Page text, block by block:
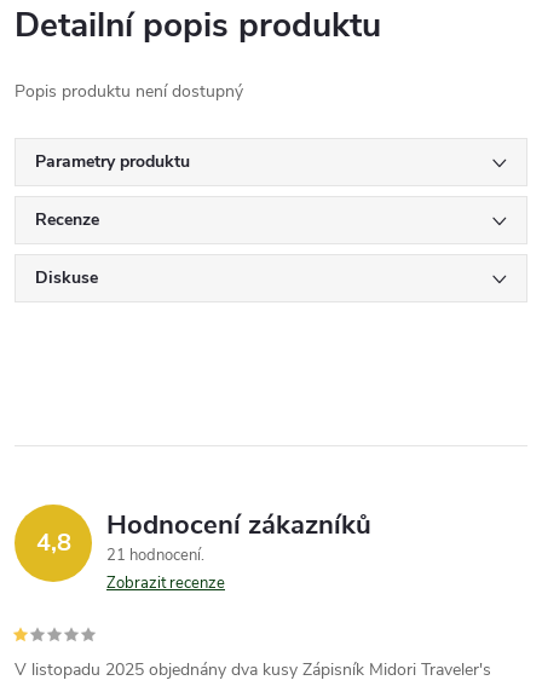
Detailní popis produktu
Popis produktu není dostupný
Parametry produktu
Recenze
Diskuse
4,8 Hodnocení zákazníků
21 hodnocení
Zobrazit recenze
V listopadu 2025 objednány dva kusy Zápisník Midori Traveler's